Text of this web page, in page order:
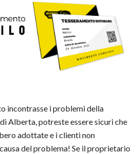
incontrasse i problemi della
Alberta, potreste essere sicuri che
adottate e i clienti non
del problema! Se il proprietario